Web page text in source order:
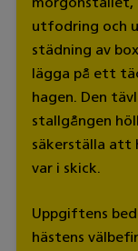
utfodring och
städning av
lägga på ett
hagen. Den
stallgången
säkerställa att
var i skick.
Uppgiftens
hästens